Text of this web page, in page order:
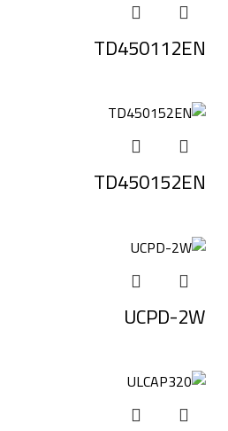
TD450112EN
TD450152EN
UCPD-2W